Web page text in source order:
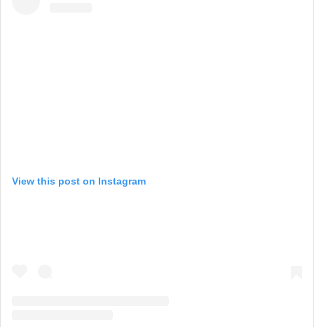
View this post on Instagram